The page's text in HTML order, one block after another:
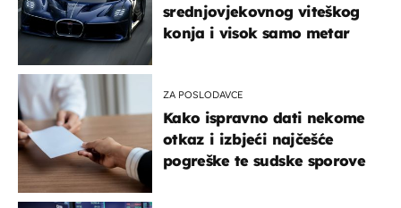
srednjovjekovnog viteškog
konja i visok samo metar
ZA POSLODAVCE
Kako ispravno dati nekome
otkaz i izbjeći najčešće
pogreške te sudske sporove